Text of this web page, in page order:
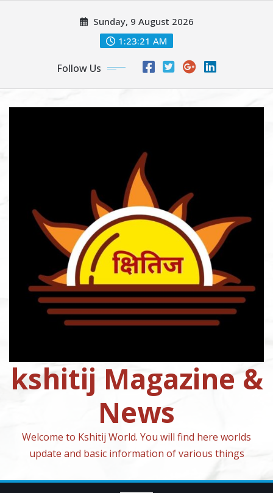
Sunday, 9 August 2026
1:23:23 AM
Follow Us
kshitij Magazine &
News
Welcome to Kshitij World. You will find here worlds
update and basic information of various things